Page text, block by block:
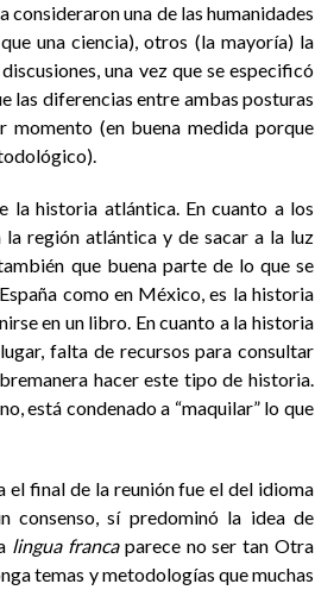
consideraron una de las humanidades
una ciencia), otros (la mayoría) la
una vez que se especificó
las diferencias entre ambas posturas
momento (en buena medida porque
la historia atlántica. En cuanto a los
región atlántica y de sacar a la luz
que buena parte de lo que se
como en México, es la historia
en un libro. En cuanto a la historia
falta de recursos para consultar
hacer este tipo de historia.
está condenado a “maquilar” lo que
final de la reunión fue el del idioma
consenso, sí predominó la idea de
lingua franca parece no ser tan Otra
temas y metodologías que muchas